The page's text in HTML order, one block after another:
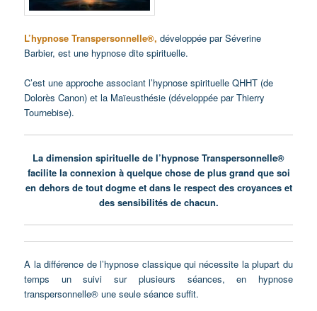
L’hypnose Transpersonnelle®,développée par Séverine
Barbier, est une hypnose dite spirituelle.
C’est une approche associant l’hypnose spirituelle QHHT (de
Dolorès Canon) et la Maïeusthésie (développée par Thierry
Tournebise).
La dimension spirituelle de l’hypnose Transpersonnelle®
facilite la connexion à quelque chose de plus grand que soi
en dehors de tout dogme et dans le respect des croyances et
des sensibilités de chacun.
A la différence de l’hypnose classique qui nécessite la plupart du
temps un suivi sur plusieurs séances, en hypnose
transpersonnelle® une seule séance suffit.